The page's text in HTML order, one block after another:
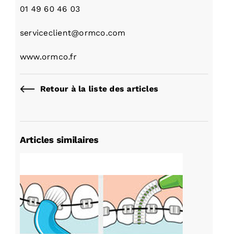
01 49 60 46 03
serviceclient@ormco.com
www.ormco.fr
Retour à la liste des articles
Articles similaires